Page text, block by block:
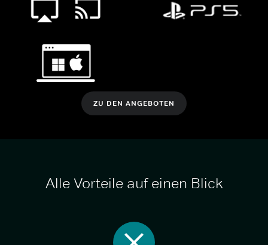
ZU DEN ANGEBOTEN
Alle Vorteile auf einen Blick